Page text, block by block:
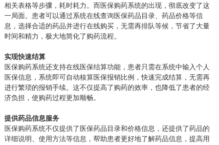
相关表格等步骤，耗时耗力。而医保购药系统的出现，彻底改变了这
一局面。患者可以通过系统在线查询医保药品目录、药品价格等信
息，选择合适的药品并进行在线购买，无需再排队等候，节省了大量
时间和精力，极大地简化了购药流程。
实现快速结算
医保购药系统还支持在线医保结算功能，患者只需在系统中输入个人
医保信息，系统即可自动核算医保报销比例，快速完成结算，无需再
进行繁琐的报销手续。这不仅提高了购药的效率，也降低了患者的经
济负担，使购药过程更加顺畅。
提供药品信息服务
医保购药系统不仅提供了医保药品目录和价格信息，还提供了药品的
详细说明、使用方法等信息，帮助患者更好地了解药品信息，提高用